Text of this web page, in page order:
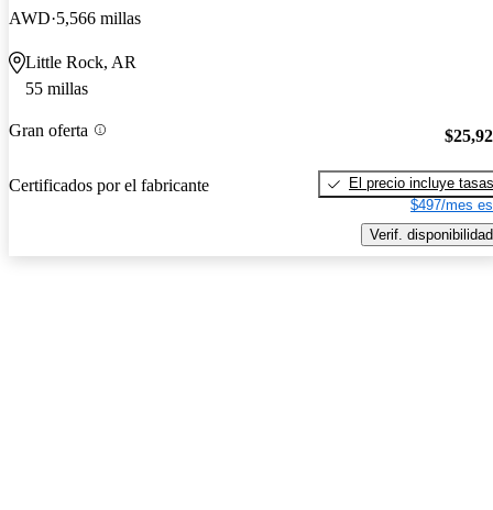
AWD 5,566 millas
Little Rock, AR
55 millas
Gran oferta
Certificados por el fabricante
El precio incluye tasas
$497/mes
Verif. disponibilidad